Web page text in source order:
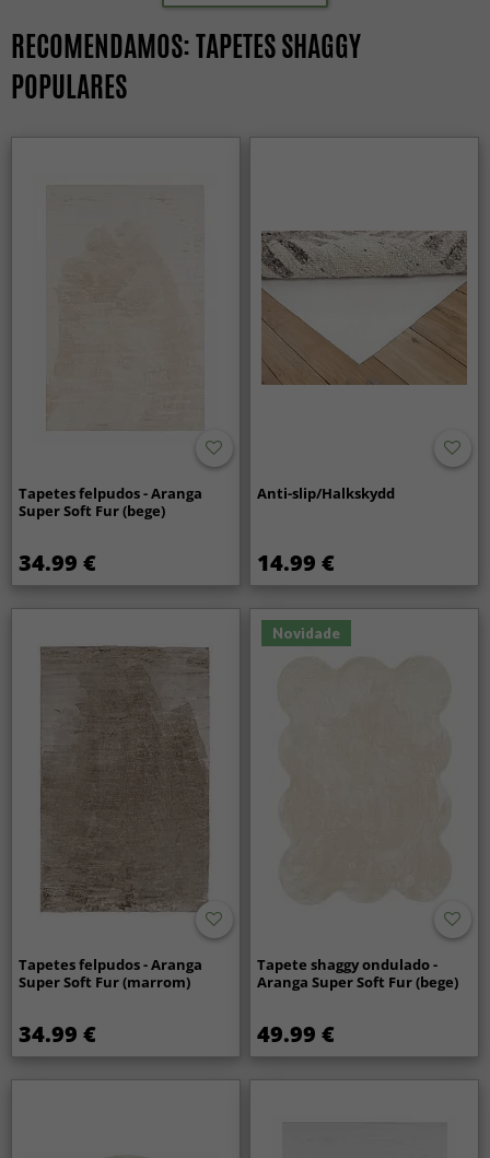
RECOMENDAMOS: TAPETES SHAGGY
POPULARES
Tapetes felpudos - Aranga
Super Soft Fur (bege)
34.99 €
Anti-slip/Halkskydd
14.99 €
Tapetes felpudos - Aranga
Super Soft Fur (marrom)
34.99 €
Novidade
Tapete shaggy ondulado -
Aranga Super Soft Fur (bege)
49.99 €